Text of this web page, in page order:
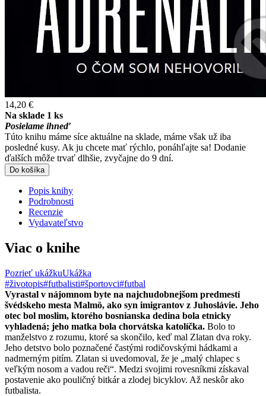
14,20 €
Na sklade 1 ks
Posielame ihneď
Túto knihu máme síce aktuálne na sklade, máme však už iba
posledné kusy. Ak ju chcete mať rýchlo, ponáhľajte sa! Dodanie
ďalších môže trvať dlhšie, zvyčajne do 9 dní.
Do košíka
Popis knihy
Podrobnosti
Recenzie
Vydavateľstvo
Viac o knihe
Pozrieť ukážkuUkážka
#životopis#futbalisti#športovci#futbal
Vyrastal v nájomnom byte na najchudobnejšom predmestí
švédskeho mesta Malmö, ako syn imigrantov z Juhoslávie. Jeho
otec bol moslim, ktorého bosnianska dedina bola etnicky
vyhladená; jeho matka bola chorvátska katolíčka. Bolo to
manželstvo z rozumu, ktoré sa skončilo, keď mal Zlatan dva roky.
Jeho detstvo bolo poznačené častými rodičovskými hádkami a
nadmerným pitím. Zlatan si uvedomoval, že je „malý chlapec s
veľkým nosom a vadou reči“. Medzi svojimi rovesníkmi získaval
postavenie ako pouličný bitkár a zlodej bicyklov. Až neskôr ako
futbalista.